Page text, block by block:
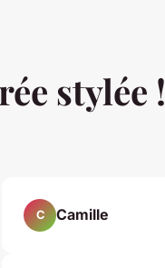
stylée !
C Camille